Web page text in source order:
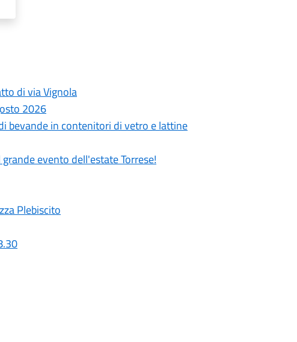
di via Vignola
2026
bevande in contenitori di vetro e lattine
evento dell'estate Torrese!
Plebiscito